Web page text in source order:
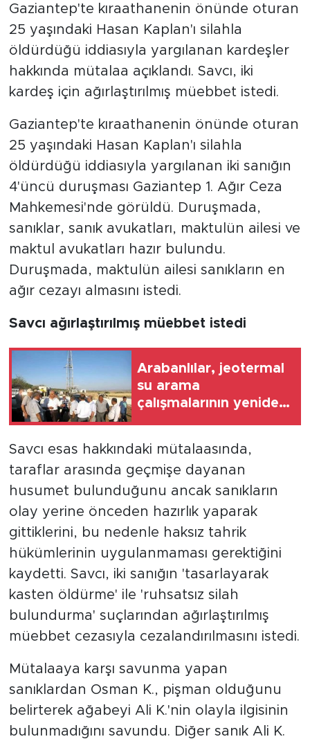
Gaziantep'te kıraathanenin önünde oturan
25 yaşındaki Hasan Kaplan'ı silahla
öldürdüğü iddiasıyla yargılanan kardeşler
hakkında mütalaa açıklandı. Savcı, iki
kardeş için ağırlaştırılmış müebbet istedi.
Gaziantep'te kıraathanenin önünde oturan
25 yaşındaki Hasan Kaplan'ı silahla
öldürdüğü iddiasıyla yargılanan iki sanığın
4'üncü duruşması Gaziantep 1. Ağır Ceza
Mahkemesi'nde görüldü. Duruşmada,
sanıklar, sanık avukatları, maktulün ailesi ve
maktul avukatları hazır bulundu.
Duruşmada, maktulün ailesi sanıkların en
ağır cezayı almasını istedi.
Savcı ağırlaştırılmış müebbet istedi
Arabanlılar, jeotermal
su arama
çalışmalarının yeniden
Savcı esas hakkındaki mütalaasında,
taraflar arasında geçmişe dayanan
husumet bulunduğunu ancak sanıkların
olay yerine önceden hazırlık yaparak
gittiklerini, bu nedenle haksız tahrik
hükümlerinin uygulanmaması gerektiğini
kaydetti. Savcı, iki sanığın 'tasarlayarak
kasten öldürme' ile 'ruhsatsız silah
bulundurma' suçlarından ağırlaştırılmış
müebbet cezasıyla cezalandırılmasını istedi.
Mütalaaya karşı savunma yapan
sanıklardan Osman K., pişman olduğunu
belirterek ağabeyi Ali K.'nin olayla ilgisinin
bulunmadığını savundu. Diğer sanık Ali K.